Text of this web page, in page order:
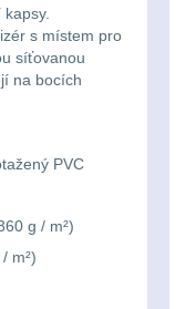
s místem pro
síťovanou
na bocích
PVC
g / m²)
m²)